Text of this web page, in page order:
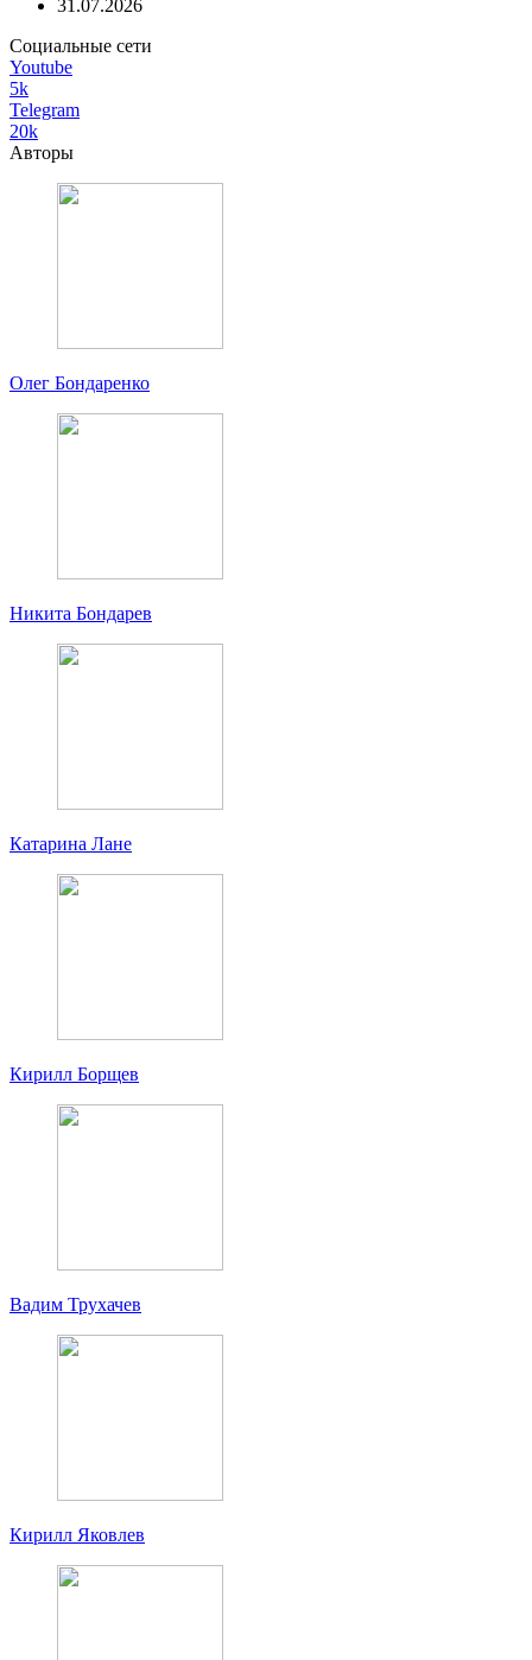
31.07.2026
Социальные сети
Youtube
5k
Telegram
20k
Авторы
Олег Бондаренко
Никита Бондарев
Катарина Лане
Кирилл Борщев
Вадим Трухачев
Кирилл Яковлев